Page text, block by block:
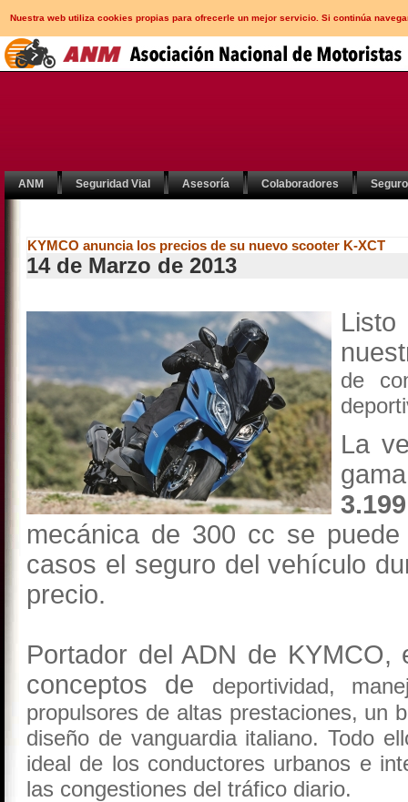
Nuestra web utiliza cookies propias para ofrecerle un mejor servicio. Si continúa
ANM Seguridad Vial Asesoría Colaboradores
KYMCO anuncia los precios de su nuevo scooter K-XCT
14 de Marzo de 2013
de
La
mecánica de 300 cc se
casos el seguro del vehículo
precio.
Portador del ADN de
conceptos de
deportividad,
propulsores de altas prestaciones, un
diseño de vanguardia italiano. Todo
ideal de los conductores urbanos e
las congestiones del tráfico diario.